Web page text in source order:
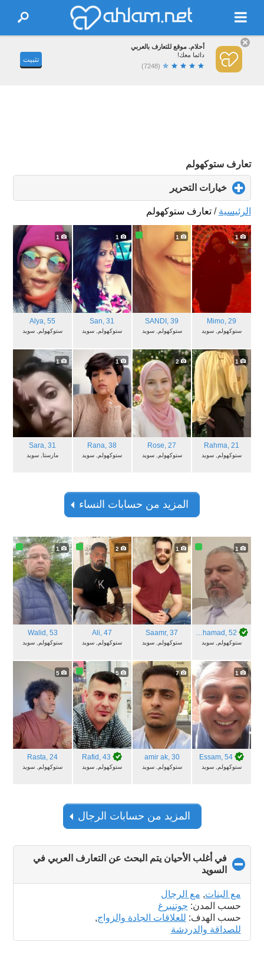
أحلام. موقع للتعارف بالعربي
دائما معك!
(7248)
تثبيت
تعارف ستوكهولم
خيارات التحرير
to
expand
contents
الرئيسية /تعارف ستوكهولم
1
Mimo, 29
ستوكهولم, سويد
1
SANDI , 39
ستوكهولم, سويد
1
San, 31
ستوكهولم, سويد
1
Alya, 55
ستوكهولم, سويد
1
Rahma, 21
ستوكهولم, سويد
2
Rose, 27
ستوكهولم, سويد
1
Rana, 38
ستوكهولم, سويد
1
Sara, 31
مارستا, سويد
المزيد من حسابات النساء
1
Mohamad , 52
ستوكهولم, سويد
1
Saamr, 37
ستوكهولم, سويد
2
Ali, 47
ستوكهولم, سويد
1
Walid , 53
ستوكهولم, سويد
1
Essam, 54
ستوكهولم, سويد
7
amir ak, 30
ستوكهولم, سويد
5
Rafid , 43
ستوكهولم, سويد
5
Rasta, 24
ستوكهولم, سويد
المزيد من حسابات الرجال
في أغلب الأحيان يتم البحث عن التعارف العربي في
السويد
to
collapse
contents
مع البنات, مع الرجال
حسب المدن: جوتنبرغ
حسب الهدف: للعلاقات الجادة والزواج,
للصداقة والدردشة